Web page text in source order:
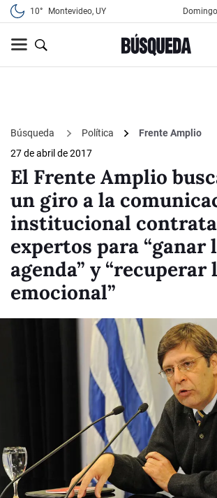
10° Montevideo, UY
Búsqueda Política
Frente Amplio
27 de abril de 2017
El Frente Amplio
un giro a la
institucional
expertos para “ganar
agenda” y “recuperar
emocional”